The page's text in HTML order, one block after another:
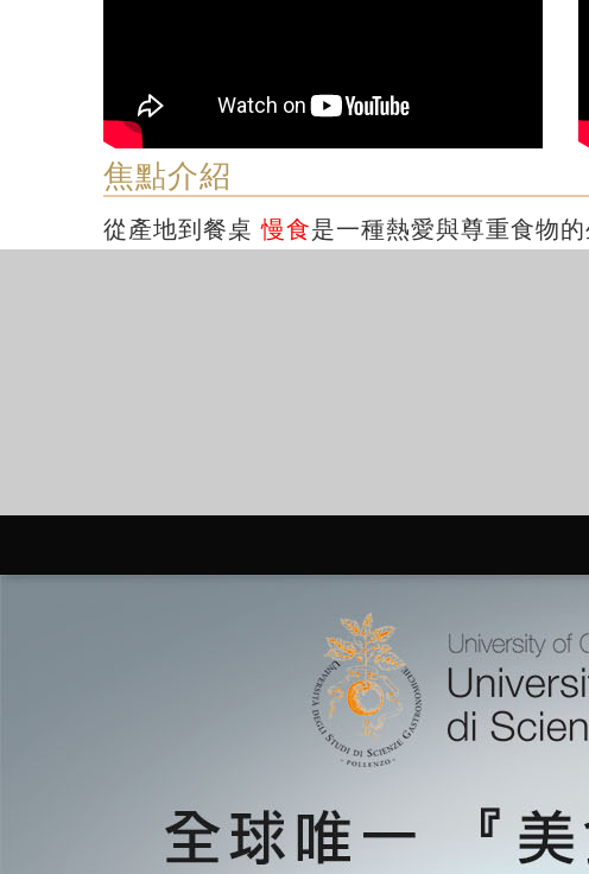
焦點介紹
從產地到餐桌慢食是一種熱愛與尊重食物